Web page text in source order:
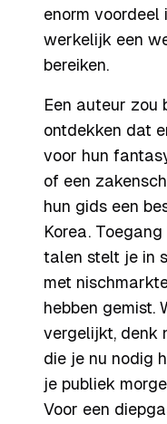
enorm voordeel
werkelijk een
bereiken.
Een auteur zou
ontdekken dat
voor hun
of een
hun gids een
Korea.
talen stelt je in
met
hebben gemist.
vergelijkt, denk
die je nu nodig
je publiek
Voor een